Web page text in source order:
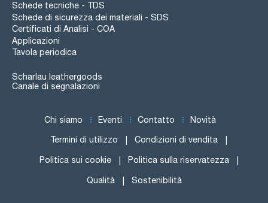
Schede tecniche - TDS
Schede di sicurezza dei materiali - SDS
Certificati di Analisi - COA
Applicazioni
Tavola periodica
Scharlau leathergoods
Canale di segnalazioni
Chi siamo Eventi Contatto Novità
Termini di utilizzo Condizioni di vendita
Politica sui cookie Politica sulla riservatezza
Qualità Sostenibilità